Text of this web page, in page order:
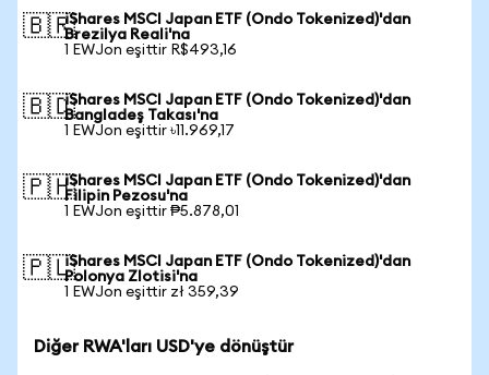
🇧🇷iShares MSCI Japan ETF (Ondo Tokenized)'dan
Brezilya Reali'na
1 EWJon eşittir R$493,16
🇧🇩iShares MSCI Japan ETF (Ondo Tokenized)'dan
Bangladeş Takası'na
1 EWJon eşittir ৳11.969,17
🇵🇭iShares MSCI Japan ETF (Ondo Tokenized)'dan
Filipin Pezosu'na
1 EWJon eşittir ₱5.878,01
🇵🇱iShares MSCI Japan ETF (Ondo Tokenized)'dan
Polonya Zlotisi'na
1 EWJon eşittir zł 359,39
Diğer RWA'ları USD'ye dönüştür